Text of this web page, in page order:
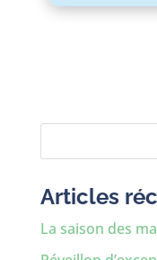
Articles
La saison des